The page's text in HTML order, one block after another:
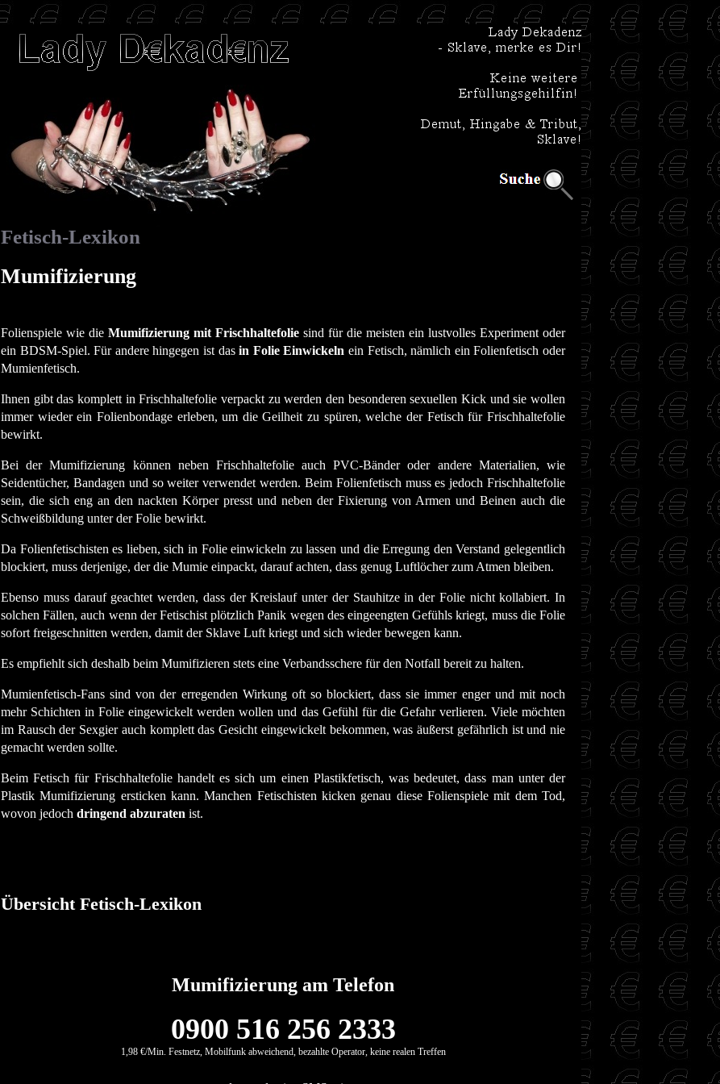
Fetisch-Lexikon
Mumifizierung
Folienspiele wie die Mumifizierung mit Frischhaltefolie sind für die meisten ein lustvolles Experiment oder
ein BDSM-Spiel. Für andere hingegen ist dasin Folie Einwickeln ein Fetisch, nämlich ein Folienfetisch oder
Mumienfetisch.
Ihnen gibt das komplett in Frischhaltefolie verpackt zu werden den besonderen sexuellen Kick und sie wollen
immer wieder ein Folienbondage erleben, um die Geilheit zu spüren, welche der Fetisch für Frischhaltefolie
bewirkt.
Bei der Mumifizierung können neben Frischhaltefolie auch PVC-Bänder oder andere Materialien, wie
Seidentücher, Bandagen und so weiter verwendet werden. Beim Folienfetisch muss es jedoch Frischhaltefolie
sein, die sich eng an den nackten Körper presst und neben der Fixierung von Armen und Beinen auch die
Schweißbildung unter der Folie bewirkt.
Da Folienfetischisten es lieben, sich in Folie einwickeln zu lassen und die Erregung den Verstand gelegentlich
blockiert, muss derjenige, der die Mumie einpackt, darauf achten, dass genug Luftlöcher zum Atmen bleiben.
Ebenso muss darauf geachtet werden, dass der Kreislauf unter der Stauhitze in der Folie nicht kollabiert. In
solchen Fällen, auch wenn der Fetischist plötzlich Panik wegen des eingeengten Gefühls kriegt, muss die Folie
sofort freigeschnitten werden, damit der Sklave Luft kriegt und sich wieder bewegen kann.
Es empfiehlt sich deshalb beim Mumifizieren stets eine Verbandsschere für den Notfall bereit zu halten.
Mumienfetisch-Fans sind von der erregenden Wirkung oft so blockiert, dass sie immer enger und mit noch
mehr Schichten in Folie eingewickelt werden wollen und das Gefühl für die Gefahr verlieren. Viele möchten
im Rausch der Sexgier auch komplett das Gesicht eingewickelt bekommen, was äußerst gefährlich ist und nie
gemacht werden sollte.
Beim Fetisch für Frischhaltefolie handelt es sich um einen Plastikfetisch, was bedeutet, dass man unter der
Plastik Mumifizierung ersticken kann. Manchen Fetischisten kicken genau diese Folienspiele mit dem Tod,
wovon jedoch dringend abzuraten ist.
Übersicht Fetisch-Lexikon
Mumifizierung am Telefon
0900 516 256 2333
1,98 €/Min. Festnetz, Mobilfunk abweichend, bezahlte Operator, keine realen Treffen